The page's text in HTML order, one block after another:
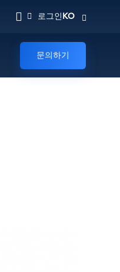
로그인 KO
문의하기